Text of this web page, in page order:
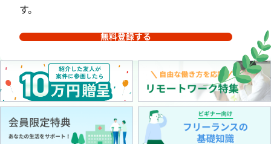
す。
無料登録する